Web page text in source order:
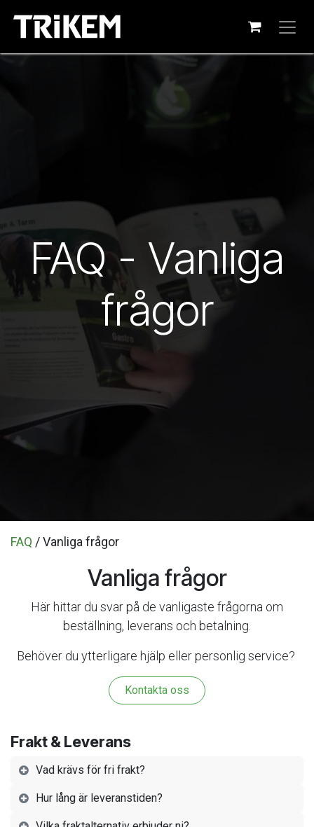
FAQ - Vanliga
frågor
FAQ / Vanliga frågor
Vanliga frågor
Här hittar du svar på de vanligaste frågorna om
beställning, leverans och betalning.
Behöver du ytterligare hjälp eller personlig service?
Kontakta oss
Frakt & Leverans
Vad krävs för fri frakt?
Hur lång är leveranstiden?